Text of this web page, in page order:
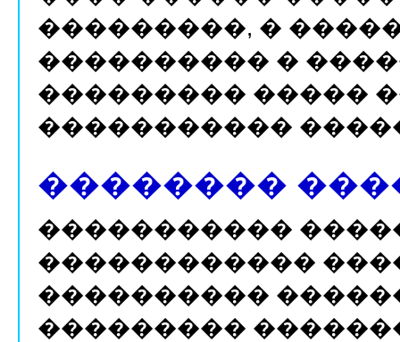
���������, �
���������� �
��������� �����
�����������
��������
�����������
������������
����������
���������